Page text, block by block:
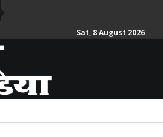
Sat, 8 August 2026